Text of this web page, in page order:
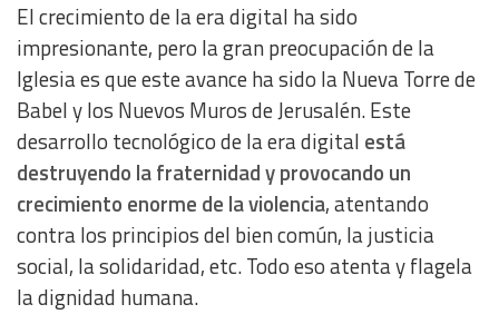
El crecimiento de la era digital ha sido
impresionante, pero la gran preocupación de la
Iglesia es que este avance ha sido la Nueva Torre de
Babel y los Nuevos Muros de Jerusalén. Este
desarrollo tecnológico de la era digital está
destruyendo la fraternidad y provocando un
crecimiento enorme de la violencia, atentando
contra los principios del bien común, la justicia
social, la solidaridad, etc. Todo eso atenta y flagela
la dignidad humana.